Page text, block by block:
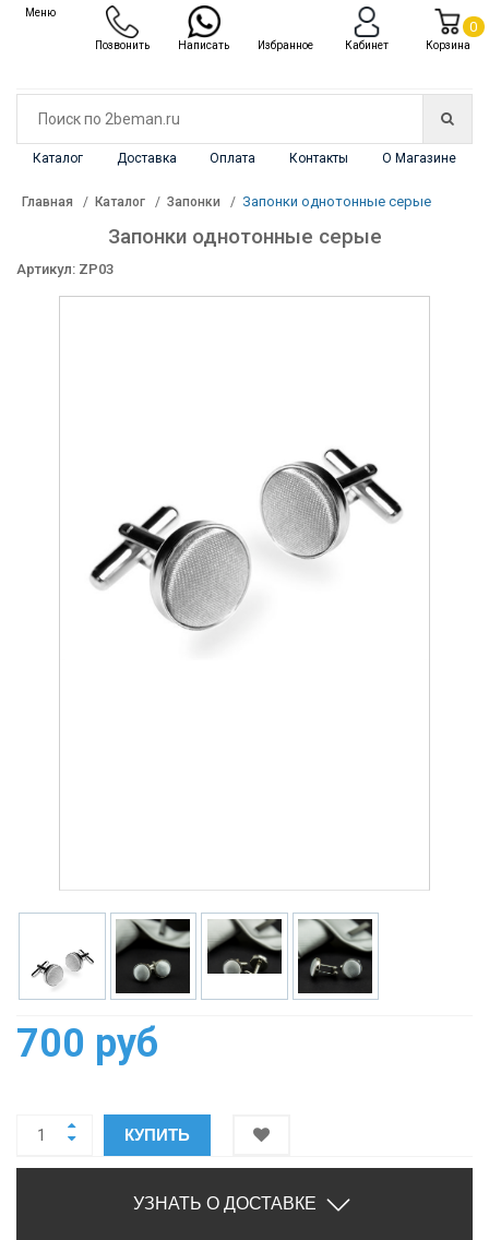
Каталог Доставка Оплата Контакты О Магазине
Каталог ✖
Главная Каталог Запонки Запонки однотонные серые
Запонки однотонные серые
Артикул: ZP03
700 руб
КУПИТЬ
УЗНАТЬ О ДОСТАВКЕ
Меню
Позвонить Написать Избранное Кабинет Корзина
0